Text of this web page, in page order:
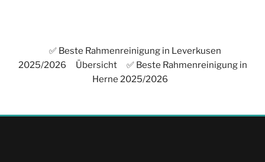
✅ Beste Rahmenreinigung in Leverkusen
2025/2026
Übersicht
✅ Beste Rahmenreinigung in
Herne 2025/2026